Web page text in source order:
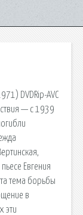
DVDRip-AVC
— с 1939
Евгения
тема борьбы
в
эти